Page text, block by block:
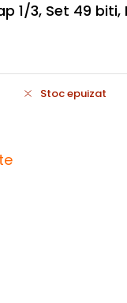
1/3, Set 49 biti,
Stoc epuizat